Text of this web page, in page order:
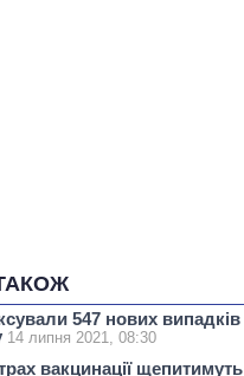
547 нових випадків
14 липня 2021, 08:30
вакцинації щепитимуть